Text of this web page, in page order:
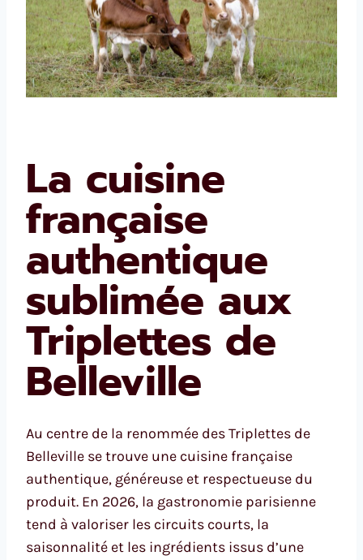
La cuisine
française
authentique
sublimée aux
Triplettes de
Belleville
Au centre de la renommée des Triplettes de
Belleville se trouve une cuisine française
authentique, généreuse et respectueuse du
produit. En 2026, la gastronomie parisienne
tend à valoriser les circuits courts, la
saisonnalité et les ingrédients issus d’une